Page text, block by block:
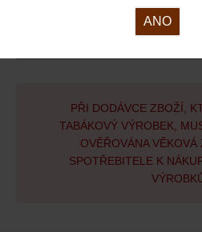
PŘI DODÁVCE ZBOŽÍ,
TABÁKOVÝ VÝROBEK,
OVĚŘOVÁNA
SPOTŘEBITELE K
ANO